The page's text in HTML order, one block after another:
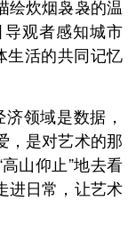
绘炊烟袅袅的温
观者感知城市
生活的共同记忆
领域是数据，
，是对艺术的那
山仰止”地去看
进日常，让艺术